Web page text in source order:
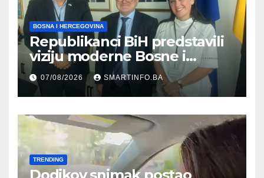
BOSNA I HERCEGOVINA
Republikanci BiH predstavili
viziju moderne Bosne i
Hercegovine ambasadoru
Njemačke
07/08/2026 SMARTINFO.BA
TRENDING